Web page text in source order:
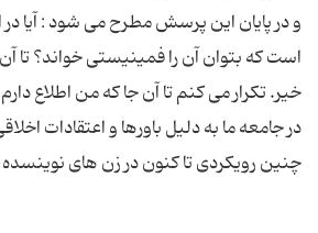
و در پایان این پرسش مطرح می شود : آیا
است که بتوان آن را فمینیستی خواند؟ تا
در جامعه ما به دلیل باورها و اعتقادات